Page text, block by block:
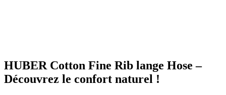
HUBER Cotton Fine Rib lange Hose –
Découvrez le confort naturel !